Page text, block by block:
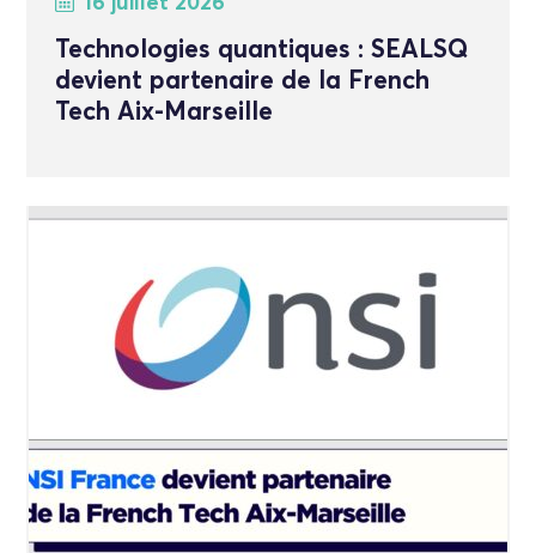
Technologies quantiques : SEALSQ
devient partenaire de la French
Tech Aix-Marseille